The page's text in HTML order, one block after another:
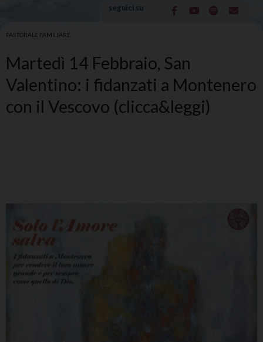
seguici su
PASTORALE FAMILIARE
Martedì 14 Febbraio, San
Valentino: i fidanzati a Montenero
con il Vescovo (clicca&leggi)